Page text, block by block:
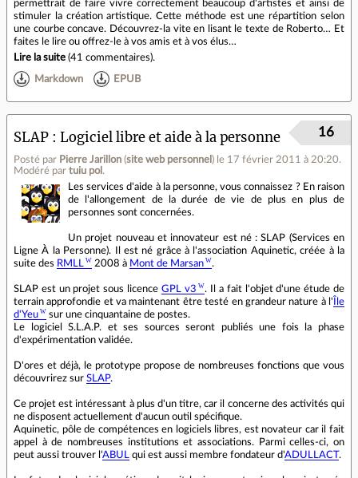
permettrait de faire vivre correctement beaucoup d'artistes et ainsi de
stimuler la création artistique. Cette méthode est une répartition selon
une courbe concave. Découvrez-la vite en lisant le texte de Roberto… Et
faites le lire ou offrez-le à vos amis et à vos élus…
Lire la suite (41 commentaires).
Markdown EPUB
SLAP : Logiciel libre et aide à la personne
Posté par Pierre Jarillon (site web personnel ) le 17 février 2011 à 20:20.
Modéré par tuiu pol .
16
Les services d'aide à la personne, vous connaissez ? En raison
de l'allongement de la durée de vie de plus en plus de
personnes sont concernées.
Un projet nouveau et innovateur est né : SLAP (Services en
Ligne À la Personne). Il est né grâce à l'association Aquinetic, créée à la
suite des RMLL 2008 à Mont de Marsan .
SLAP est un projet sous licence GPL v3
. Il a fait l'objet d'une étude de
terrain approfondie et va maintenant être testé en grandeur nature à l' Île
d'Yeu
sur une cinquantaine de postes.
Le logiciel S.L.A.P. et ses sources seront publiés une fois la phase
d'expérimentation validée.
D'ores et déjà, le prototype propose de nombreuses fonctions que vous
découvrirez sur SLAP.
Ce projet est intéressant à plus d'un titre, car il concerne des activités qui
ne disposent actuellement d'aucun outil spécifique.
Aquinetic, pôle de compétences en logiciels libres, est novateur car il fait
appel à de nombreuses institutions et associations. Parmi celles-ci, on
peut aussi trouver l'ABUL qui est aussi membre fondateur d'ADULLACT.